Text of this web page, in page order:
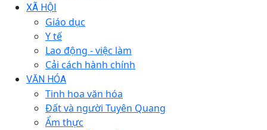
XÃ HỘI
Giáo dục
Y tế
Lao động - việc làm
Cải cách hành chính
VĂN HÓA
Tinh hoa văn hóa
Đất và người Tuyên Quang
Ẩm thực